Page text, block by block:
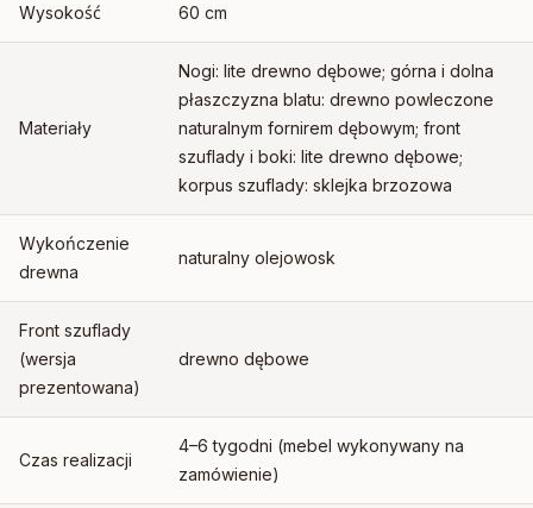
Wysokość 60 cm
Materiały
Nogi: lite drewno dębowe; górna i dolna
płaszczyzna blatu: drewno powleczone
naturalnym fornirem dębowym; front
szuflady i boki: lite drewno dębowe;
korpus szuflady: sklejka brzozowa
Wykończenie
drewna
naturalny olejowosk
Front szuflady
(wersja
prezentowana)
drewno dębowe
Czas realizacji
4–6 tygodni (mebel wykonywany na
zamówienie)